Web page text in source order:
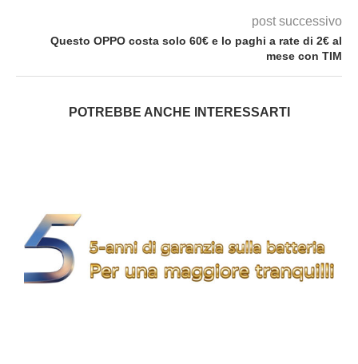
post successivo
Questo OPPO costa solo 60€ e lo paghi a rate di 2€ al
mese con TIM
POTREBBE ANCHE INTERESSARTI